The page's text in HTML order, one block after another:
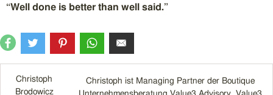
“Well done is better than well said.”
Christoph
Brodowicz
Christoph ist Managing Partner der Boutique